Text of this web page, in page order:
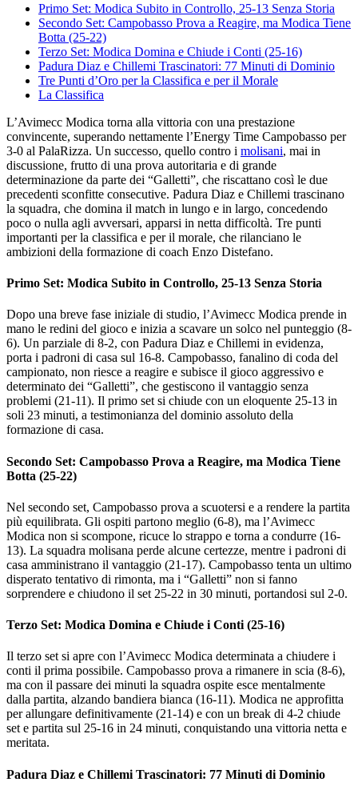
Primo Set: Modica Subito in Controllo, 25-13 Senza Storia
Secondo Set: Campobasso Prova a Reagire, ma Modica Tiene
Botta (25-22)
Terzo Set: Modica Domina e Chiude i Conti (25-16)
Padura Diaz e Chillemi Trascinatori: 77 Minuti di Dominio
Tre Punti d’Oro per la Classifica e per il Morale
La Classifica
L’Avimecc Modica torna alla vittoria con una prestazione
convincente, superando nettamente l’Energy Time Campobasso per
3-0 al PalaRizza. Un successo, quello contro i molisani, mai in
discussione, frutto di una prova autoritaria e di grande
determinazione da parte dei “Galletti”, che riscattano così le due
precedenti sconfitte consecutive. Padura Diaz e Chillemi trascinano
la squadra, che domina il match in lungo e in largo, concedendo
poco o nulla agli avversari, apparsi in netta difficoltà. Tre punti
importanti per la classifica e per il morale, che rilanciano le
ambizioni della formazione di coach Enzo Distefano.
Primo Set: Modica Subito in Controllo, 25-13 Senza Storia
Dopo una breve fase iniziale di studio, l’Avimecc Modica prende in
mano le redini del gioco e inizia a scavare un solco nel punteggio (8-
6). Un parziale di 8-2, con Padura Diaz e Chillemi in evidenza,
porta i padroni di casa sul 16-8. Campobasso, fanalino di coda del
campionato, non riesce a reagire e subisce il gioco aggressivo e
determinato dei “Galletti”, che gestiscono il vantaggio senza
problemi (21-11). Il primo set si chiude con un eloquente 25-13 in
soli 23 minuti, a testimonianza del dominio assoluto della
formazione di casa.
Secondo Set: Campobasso Prova a Reagire, ma Modica Tiene
Botta (25-22)
Nel secondo set, Campobasso prova a scuotersi e a rendere la partita
più equilibrata. Gli ospiti partono meglio (6-8), ma l’Avimecc
Modica non si scompone, ricuce lo strappo e torna a condurre (16-
13). La squadra molisana perde alcune certezze, mentre i padroni di
casa amministrano il vantaggio (21-17). Campobasso tenta un ultimo
disperato tentativo di rimonta, ma i “Galletti” non si fanno
sorprendere e chiudono il set 25-22 in 30 minuti, portandosi sul 2-0.
Terzo Set: Modica Domina e Chiude i Conti (25-16)
Il terzo set si apre con l’Avimecc Modica determinata a chiudere i
conti il prima possibile. Campobasso prova a rimanere in scia (8-6),
ma con il passare dei minuti la squadra ospite esce mentalmente
dalla partita, alzando bandiera bianca (16-11). Modica ne approfitta
per allungare definitivamente (21-14) e con un break di 4-2 chiude
set e partita sul 25-16 in 24 minuti, conquistando una vittoria netta e
meritata.
Padura Diaz e Chillemi Trascinatori: 77 Minuti di Dominio